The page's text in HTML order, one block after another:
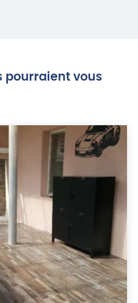
pourraient vous